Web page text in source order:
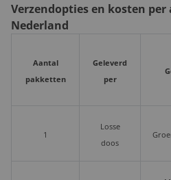
Verzendopties en kosten per
Nederland
Aantal
pakketten
Geleverd
per
1
Losse
doos